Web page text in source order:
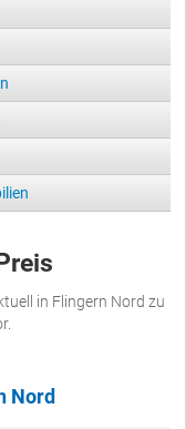
in Flingern Nord zu
Nord